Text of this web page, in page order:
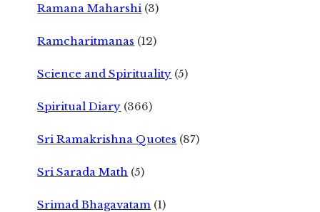
Ramana Maharshi (3)
Ramcharitmanas (12)
Science and Spirituality (5)
Spiritual Diary (366)
Sri Ramakrishna Quotes (87)
Sri Sarada Math (5)
Srimad Bhagavatam (1)